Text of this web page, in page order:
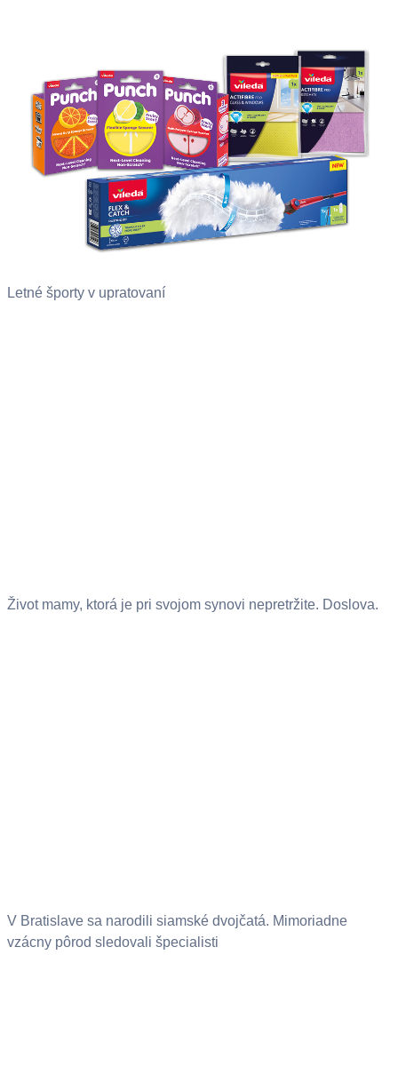
Letné športy v upratovaní
Život mamy, ktorá je pri svojom synovi nepretržite. Doslova.
V Bratislave sa narodili siamské dvojčatá. Mimoriadne
vzácny pôrod sledovali špecialisti